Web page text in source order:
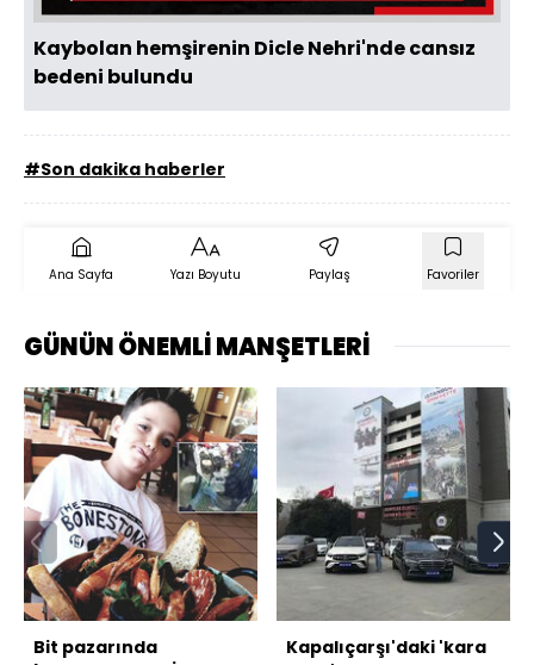
Kaybolan hemşirenin Dicle Nehri'nde cansız
bedeni bulundu
#Son dakika haberler
Ana Sayfa Yazı Boyutu Paylaş Favoriler
GÜNÜN ÖNEMLİ MANŞETLERİ
Bit pazarında
Kapalıçarşı'daki 'kara